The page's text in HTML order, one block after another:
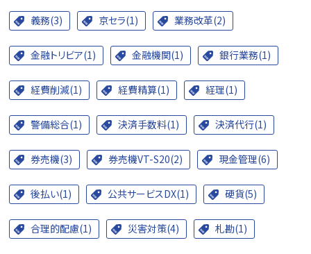
義務(3) 京セラ(1) 業務改革(2)
金融トリビア(1) 金融機関(1) 銀行業務(1)
経費削減(1) 経費精算(1) 経理(1)
警備総合(1) 決済手数料(1) 決済代行(1)
券売機(3) 券売機VT-S20(2) 現金管理(6)
後払い(1) 公共サービスDX(1) 硬貨(5)
合理的配慮(1) 災害対策(4) 札勘(1)